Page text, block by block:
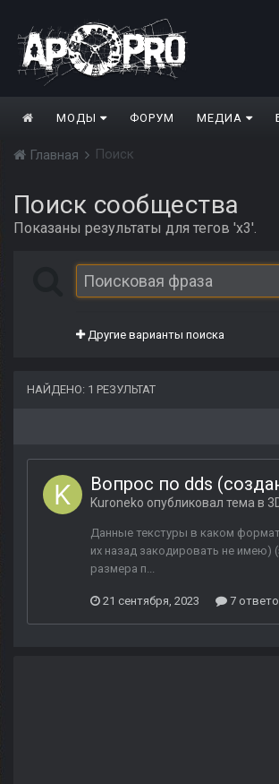
МОДЫ ФОРУМ МЕДИА
Главная Поиск
Поиск сообщества
Показаны результаты для тегов 'x3'.
Другие варианты поиска
НАЙДЕНО: 1 РЕЗУЛЬТАТ
Вопрос по dds
Kuroneko опубликовал тема в
Данные текстуры в каком
их назад закодировать не имею)
размера п...
21 сентября, 2023 7